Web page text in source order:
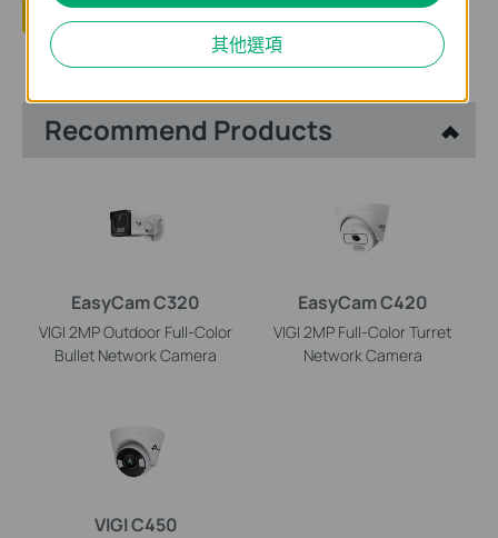
是 否
Recommend Products
EasyCam C320
VIGI 2MP Outdoor Full-Color
Bullet Network Camera
EasyCam C420
VIGI 2MP Full-Color Turret
Network Camera
VIGI C450
其他選項